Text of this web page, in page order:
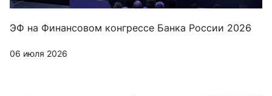
ЭФ на Финансовом конгрессе Банка России 2026
06 июля 2026